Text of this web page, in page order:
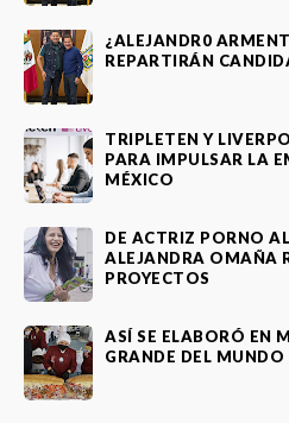
¿ALEJANDR0
REPARTIRÁN
TRIPLETEN Y
PARA IMPULSAR LA
MÉXICO
DE ACTRIZ PORNO
ALEJANDRA OMAÑA
PROYECTOS
ASÍ SE ELABORÓ EN
GRANDE DEL MUNDO